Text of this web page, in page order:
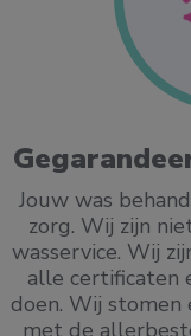
Jouw was
zorg. Wij zijn
wasservice. Wij
alle certificaten
doen. Wij stomen
met de